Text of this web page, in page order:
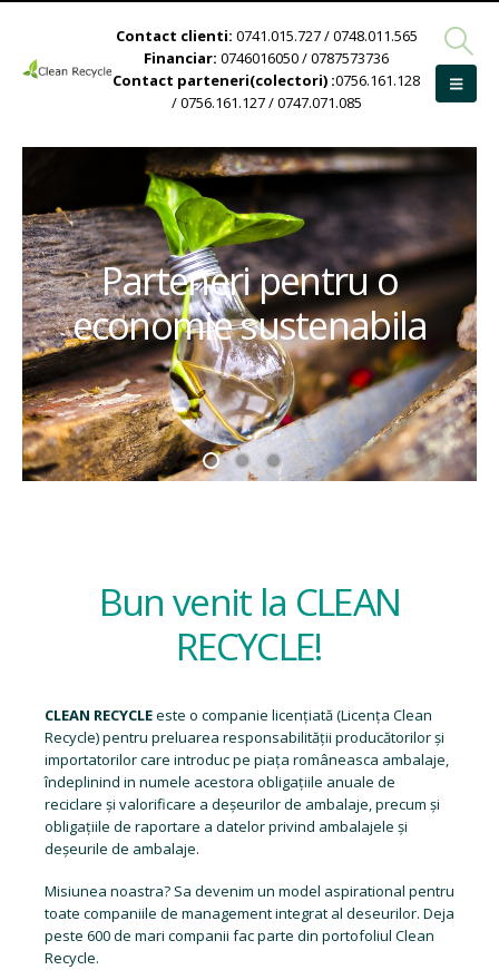
Contact clienti: 0741.015.727 / 0748.011.565
Financiar: 0746016050 / 0787573736
Contact parteneri(colectori) :0756.161.128
/ 0756.161.127 / 0747.071.085
Parteneri pentru o
economie sustenabila
Bun venit la CLEAN
RECYCLE!
CLEAN RECYCLEeste o companie licențiată (Licența Clean
Recycle) pentru preluarea responsabilității producătorilor și
importatorilor care introduc pe piața româneasca ambalaje,
îndeplinind in numele acestora obligațiile anuale de
reciclare și valorificare a deșeurilor de ambalaje, precum și
obligațiile de raportare a datelor privind ambalajele și
deșeurile de ambalaje.
Misiunea noastra? Sa devenim un model aspirational pentru
toate companiile de management integrat al deseurilor. Deja
peste 600 de mari companii fac parte din portofoliul Clean
Recycle.